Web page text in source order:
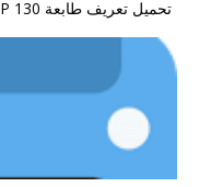
تحميل تعريف طابعة HP Laser MFP 130